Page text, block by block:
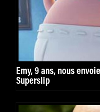
Emy, 9 ans, nous
Superslip